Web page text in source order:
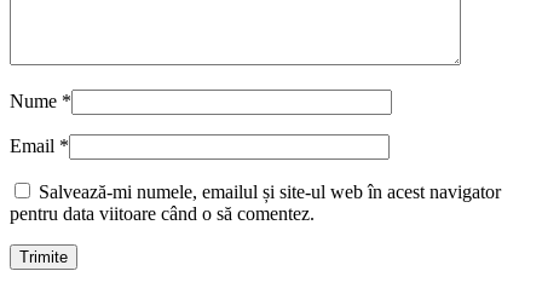
Nume *
Email *
Salvează-mi numele, emailul și site-ul web în acest navigator
pentru data viitoare când o să comentez.